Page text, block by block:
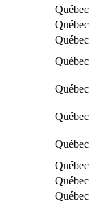
Québec
Québec
Québec
Québec
Québec
Québec
Québec
Québec
Québec
Québec